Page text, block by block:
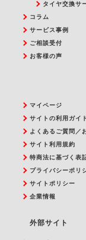
タイヤ交換サ
コラム
サービス事例
ご相談受付
お客様の声
マイページ
サイトの利用ガイ
よくあるご質問／
サイト利用規約
特商法に基づく表
プライバシーポリ
サイトポリシー
企業情報
外部サイト